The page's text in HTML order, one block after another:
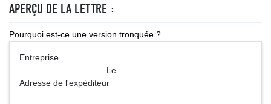
APERÇU DE LA LETTRE :
Pourquoi est-ce une version tronquée ?
Entreprise ...
Le ...
Adresse de l'expéditeur